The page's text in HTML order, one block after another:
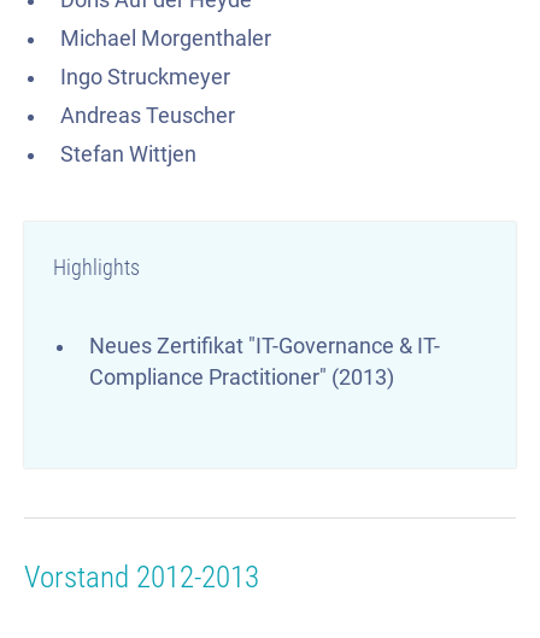
Michael Morgenthaler
Ingo Struckmeyer
Andreas Teuscher
Stefan Wittjen
Highlights
Neues Zertifikat "IT-Governance & IT-
Compliance Practitioner" (2013)
Vorstand 2012-2013